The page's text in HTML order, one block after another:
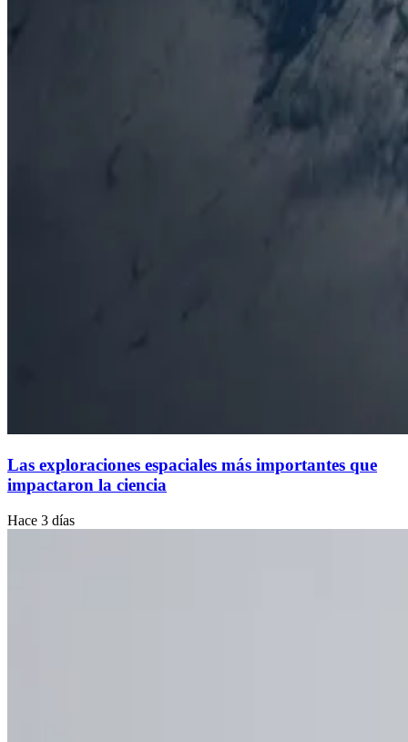
Las exploraciones espaciales más importantes que
impactaron la ciencia
Hace 3 días